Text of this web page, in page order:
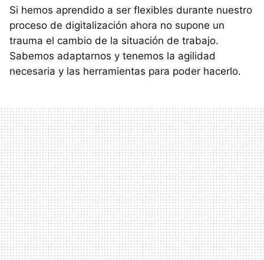
Si hemos aprendido a ser flexibles durante nuestro
proceso de digitalización ahora no supone un
trauma el cambio de la situación de trabajo.
Sabemos adaptarnos y tenemos la agilidad
necesaria y las herramientas para poder hacerlo.